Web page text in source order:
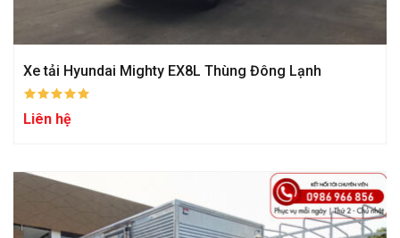
Xe tải Hyundai Mighty EX8L Thùng Đông Lạnh
Liên hệ